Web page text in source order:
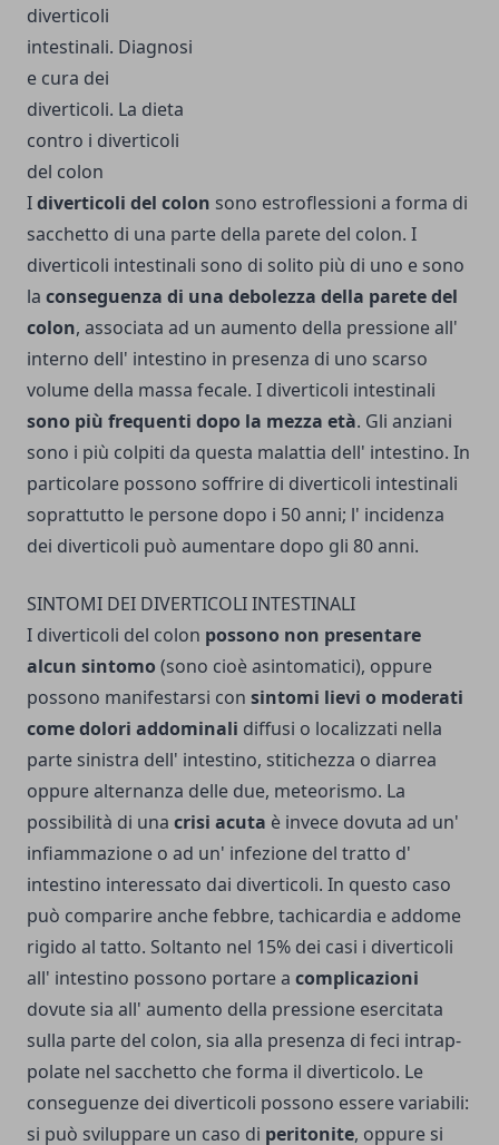
Idiverticoli del colon so­no estroflessioni a forma di
sacchetto di una par­te della parete del co­lon. I
diverticoli intestinali sono di solito più di uno e sono
la conse­guenza di una debolezza della parete del
colon, associata ad un aumento della pressione all'
interno dell' intestino in presenza di uno scarso
volume della massa fecale. I diverticoli intestinali
sono più frequenti dopo la mezza età. Gli anziani
sono i più colpiti da questa malattia dell' intestino. In
particolare possono soffrire di diverticoli intestinali
soprattutto le persone dopo i 50 anni; l' incidenza
dei diverticoli può aumentare dopo gli 80 anni.
SINTOMI DEI DIVERTICOLI INTESTINALI
I diverticoli del colon possono non presentare
alcun sintomo (sono cioè asintomatici), oppure
possono manifestarsi con sintomi lievi o moderati
come dolori addominali diffusi o localiz­zati nella
parte sinistra dell' intestino, stitichezza o diarrea
oppure alternanza delle due, meteorismo. La
possibilità di una crisi acuta è invece dovuta ad un'
infiammazione o ad un' infezione del tratto d'
intestino interessato dai diverticoli. In questo caso
può comparire anche febbre, tachicardia e addome
rigido al tatto. Soltanto nel 15% dei casi i diverticoli
all' intestino possono portare a com­plicazioni
dovute sia all' aumento della pressione eserci­tata
sulla parte del colon, sia alla presenza di feci intrap­
polate nel sacchetto che for­ma il diverticolo. Le
conse­guenze dei diverticoli possono essere variabili:
si può sviluppare un caso di peritonite, oppure si